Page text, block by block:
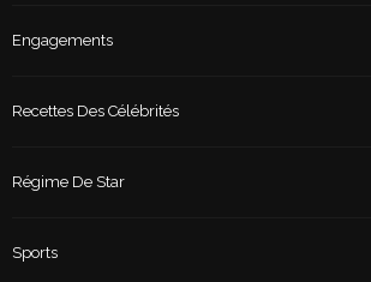
Engagements
Recettes Des Célébrités
Régime De Star
Sports